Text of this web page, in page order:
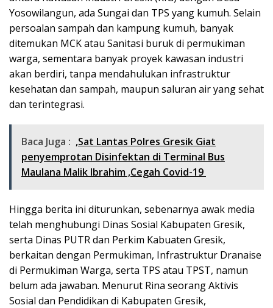
Yosowilangun, ada Sungai dan TPS yang kumuh. Selain
persoalan sampah dan kampung kumuh, banyak
ditemukan MCK atau Sanitasi buruk di permukiman
warga, sementara banyak proyek kawasan industri
akan berdiri, tanpa mendahulukan infrastruktur
kesehatan dan sampah, maupun saluran air yang sehat
dan terintegrasi.
Baca Juga : ,Sat Lantas Polres Gresik Giat
penyemprotan Disinfektan di Terminal Bus
Maulana Malik Ibrahim ,Cegah Covid-19
Hingga berita ini diturunkan, sebenarnya awak media
telah menghubungi Dinas Sosial Kabupaten Gresik,
serta Dinas PUTR dan Perkim Kabuaten Gresik,
berkaitan dengan Permukiman, Infrastruktur Dranaise
di Permukiman Warga, serta TPS atau TPST, namun
belum ada jawaban. Menurut Rina seorang Aktivis
Sosial dan Pendidikan di Kabupaten Gresik,